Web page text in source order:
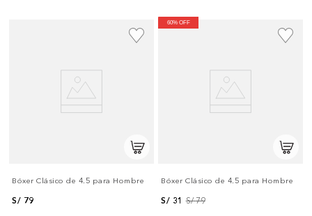
Bóxer Clásico de 4.5 para Hombre
S/ 79
60% OFF
Bóxer Clásico de 4.5 para Hombre
S/ 31 S/ 79